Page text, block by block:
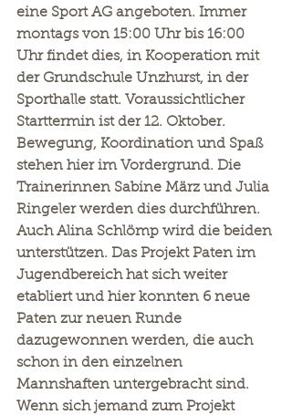
eine Sport AG angeboten. Immer
montags von 15:00 Uhr bis 16:00
Uhr findet dies, in Kooperation mit
der Grundschule Unzhurst, in der
Sporthalle statt. Voraussichtlicher
Starttermin ist der 12. Oktober.
Bewegung, Koordination und Spaß
stehen hier im Vordergrund. Die
Trainerinnen Sabine März und Julia
Ringeler werden dies durchführen.
Auch Alina Schlömp wird die beiden
unterstützen. Das Projekt Paten im
Jugendbereich hat sich weiter
etabliert und hier konnten 6 neue
Paten zur neuen Runde
dazugewonnen werden, die auch
schon in den einzelnen
Mannshaften untergebracht sind.
Wenn sich jemand zum Projekt